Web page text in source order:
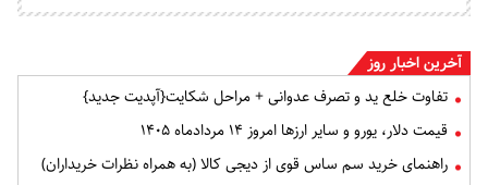
آخرین اخبار روز
تفاوت خلع ید و تصرف عدوانی + مراحل شکایت{آپدیت جدید}
قیمت دلار، یورو و سایر ارزها امروز ۱۴ مردادماه ۱۴۰۵
راهنمای خرید سم ساس قوی از دیجی کالا (به همراه نظرات خریداران)